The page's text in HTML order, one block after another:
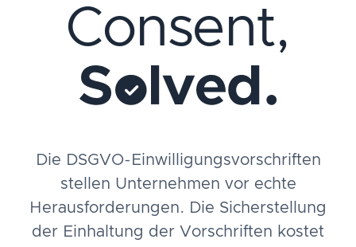
Consent,
Die DSGVO-Einwilligungsvorschriften
stellen Unternehmen vor echte
Herausforderungen. Die Sicherstellung
der Einhaltung der Vorschriften kostet